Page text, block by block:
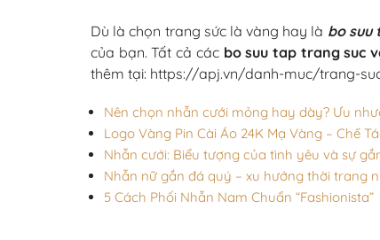
Dù là chọn trang sức là vàng hay là bo suu
của bạn. Tất cả các bo suu tap trang suc
thêm tại: https://apj.vn/danh-muc/trang-
Nên chọn nhẫn cưới mỏng hay dày? Ưu
Logo Vàng Pin Cài Áo 24K Mạ Vàng – Chế
Nhẫn cưới: Biểu tượng của tình yêu và sự
Nhẫn nữ gắn đá quý – xu hướng thời trang
5 Cách Phối Nhẫn Nam Chuẩn “Fashionista”